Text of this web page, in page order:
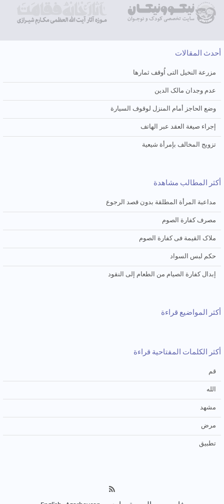
أحدث المقالات
مزرعة النخیل التی اُوقف ثمارها
عدم وجدان مالک الدین
وضع الحاجز أمام المنزل لوقوف السیارة
إجراء صیغة العقد عبر الهاتف
تزویج المخالف بإمرأة شیعیة
أكثر المطالب مشاهدة
مداعبة المرأة المطلقة بدون قصد الرجوع
مصرف کفارة الصوم
ملاک القیمة فی کفارة الصوم
حکم لبس السواد
إبدال کفارة الصیام من الطعام إلی النقود
أكثر المواضيع قراءة
أكثر الكلمات المفتاحية قراءة
قم
الله
مشهد
مرض
تطبيق